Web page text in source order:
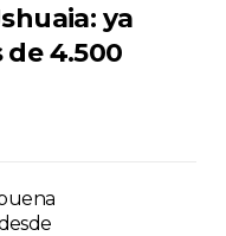
ya
4.500